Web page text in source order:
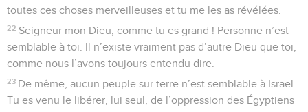
toutes ces choses merveilleuses et tu me les as révélées.
22 Seigneur mon Dieu, comme tu es grand ! Personne n’est
semblable à toi. Il n’existe vraiment pas d’autre Dieu que toi,
comme nous l’avons toujours entendu dire.
23 De même, aucun peuple sur terre n’est semblable à Israël.
Tu es venu le libérer, lui seul, de l’oppression des Égyptiens